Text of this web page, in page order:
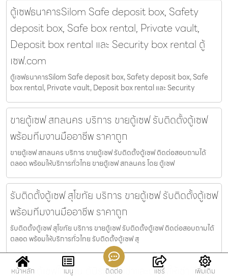
ตู้เซฟธนาคารSilom Safe deposit box, Safety
deposit box, Safe box rental, Private vault,
Deposit box rental และ Security box rental ตู้
เซฟ.com
ตู้เซฟธนาคารSilom Safe deposit box, Safety deposit box, Safe
box rental, Private vault, Deposit box rental และ Security
ขายตู้เซฟ สกลนคร บริการ ขายตู้เซฟ รับติดตั้งตู้เซฟ
พร้อมทีมงานมืออาชีพ ราคาถูก
ขายตู้เซฟ สกลนคร บริการ ขายตู้เซฟ รับติดตั้งตู้เซฟ ติดต่อสอบถามได้
ตลอด พร้อมให้บริการทั่วไทย ขายตู้เซฟ สกลนคร โดย ตู้เซฟ
รับติดตั้งตู้เซฟ สุโขทัย บริการ ขายตู้เซฟ รับติดตั้งตู้เซฟ
พร้อมทีมงานมืออาชีพ ราคาถูก
รับติดตั้งตู้เซฟ สุโขทัย บริการ ขายตู้เซฟ รับติดตั้งตู้เซฟ ติดต่อสอบถามได้
ตลอด พร้อมให้บริการทั่วไทย รับติดตั้งตู้เซฟ สุ
บริการตู้เซฟใกล้ฉัน ตู้นิรภัยให้เช่าและตู้เซฟให้เช่า คือ
หน้าหลัก เมนู ติดต่อ แชร์ เพิ่มเติม